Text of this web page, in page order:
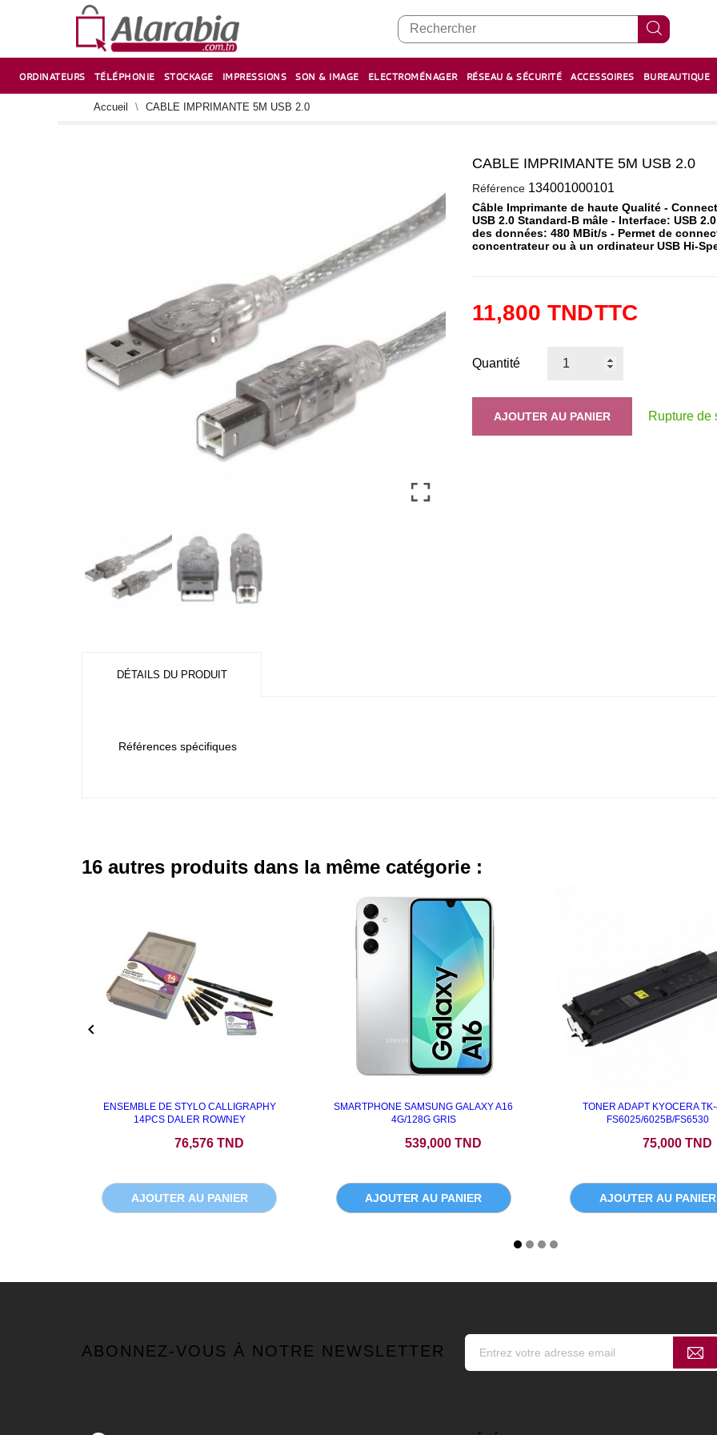
ORDINATEURS TÉLÉPHONIE STOCKAGE IMPRESSIONS SON & IMAGE ELECTROMÉNAGER RÉSEAU & SÉCURITÉ ACCESSOIRES BUREAUTIQUE
Accueil CABLE IMPRIMANTE 5M USB 2.0
CABLE IMPRIMANTE 5M USB 2.0
Référence 134001000101
Câble Imprimante de haute Qualité -
USB 2.0 Standard-B mâle - Interface: USB
des données: 480 MBit/s - Permet de
concentrateur ou à un ordinateur USB Hi-
11,800 TNDTTC
Quantité
AJOUTER AU PANIER Rupture de
DÉTAILS DU PRODUIT
Références spécifiques
16 autres produits dans la même catégorie :
ENSEMBLE DE STYLO CALLIGRAPHY
14PCS DALER ROWNEY
76,576 TND
AJOUTER AU PANIER
SMARTPHONE SAMSUNG GALAXY A16
4G/128G GRIS
539,000 TND
AJOUTER AU PANIER
TONER ADAPT KYOCERA
FS6025/6025B/FS6530
75,000 TND
AJOUTER AU PANIER

ABONNEZ-VOUS À NOTRE NEWSLETTER